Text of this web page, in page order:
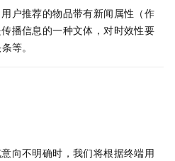
户推荐的物品带有新闻属性（作
传播信息的一种文体，对时效性要
等。
向不明确时，我们将根据终端用